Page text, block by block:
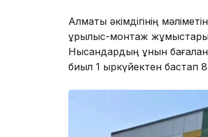
Алматы әкімдігінің
құрылыс-монтаж жұмыстары
Нысандардың құнын
биыл 1 қыркүйектен бастап